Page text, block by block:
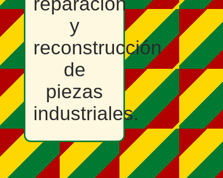
y
reconstrucción
de
piezas
industriales.